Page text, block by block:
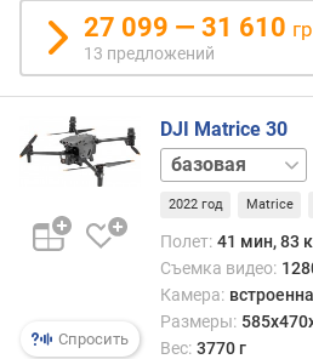
с
п
р
д
л
н
27 099 — 31 610
13 предложений
Спросить
DJI Matrice 30
тепловизор
2022 год Matrice
Полет: 41 мин, 83
Съемка видео:
Камера:
Размеры:
Вес: 3770 г